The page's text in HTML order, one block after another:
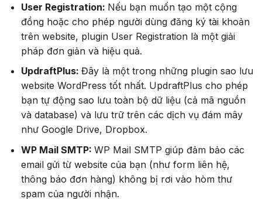
User Registration: Nếu bạn muốn tạo một cộng
đồng hoặc cho phép người dùng đăng ký tài khoản
trên website, plugin User Registration là một giải
pháp đơn giản và hiệu quả.
UpdraftPlus: Đây là một trong những plugin sao lưu
website WordPress tốt nhất. UpdraftPlus cho phép
bạn tự động sao lưu toàn bộ dữ liệu (cả mã nguồn
và database) và lưu trữ trên các dịch vụ đám mây
như Google Drive, Dropbox.
WP Mail SMTP: WP Mail SMTP giúp đảm bảo các
email gửi từ website của bạn (như form liên hệ,
thông báo đơn hàng) không bị rơi vào hòm thư
spam của người nhận.